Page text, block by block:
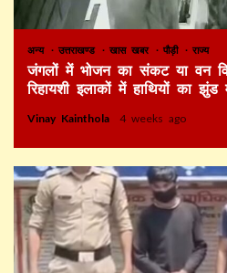
अन्य उत्तराखण्ड खास खबर पौड़ी राज्य
जंगलों में भोजन का संकट या वन
रिहायशी इलाकों में हाथियों का झुंड
Vinay Kainthola 4 weeks ago